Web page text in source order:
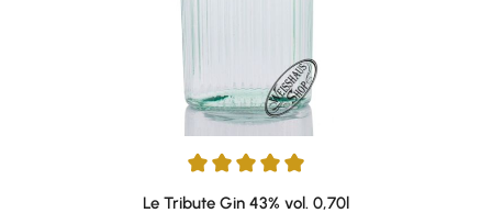
Durchschnittliche Bewertung von 4.91 von 5 Sternen
Le Tribute Gin 43% vol. 0,70l